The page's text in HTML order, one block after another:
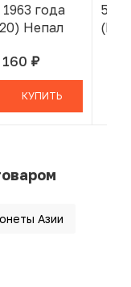
года
Непал
160 руб.
В КОРЗИНЕ
КУПИТЬ
5
(BS
Азии